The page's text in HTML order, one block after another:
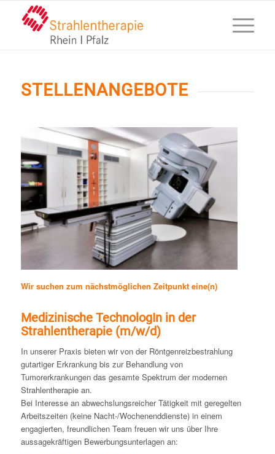
STELLENANGEBOTE
Wir suchen zum nächstmöglichen Zeitpunkt eine(n)
Medizinische TechnologIn in der
Strahlentherapie (m/w/d)
In unserer Praxis bieten wir von der Röntgenreizbestrahlung
gutartiger Erkrankung bis zur Behandlung von
Tumorerkrankungen das gesamte Spektrum der modernen
Strahlentherapie an.
Bei Interesse an abwechslungsreicher Tätigkeit mit geregelten
Arbeitszeiten (keine Nacht-/Wochenenddienste) in einem
engagierten, freundlichen Team freuen wir uns über Ihre
aussagekräftigen Bewerbungsunterlagen an: